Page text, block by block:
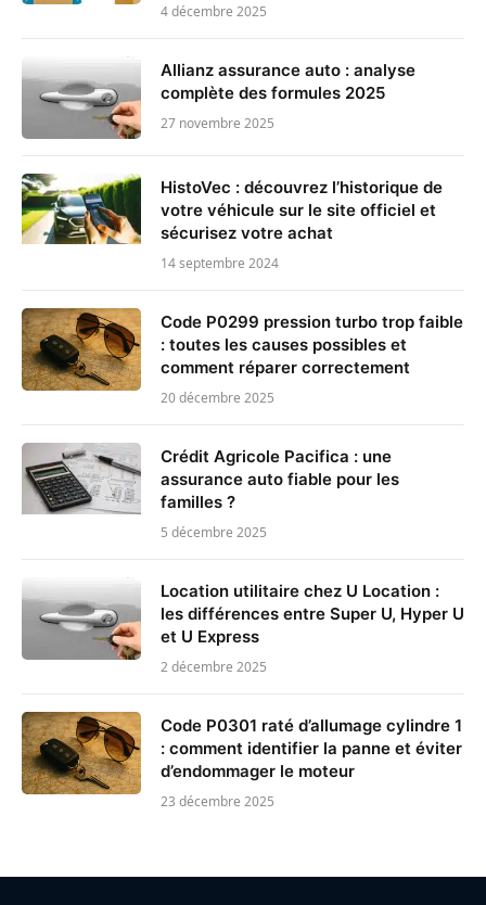
4 décembre 2025
Allianz assurance auto : analyse
complète des formules 2025
27 novembre 2025
HistoVec : découvrez l’historique de
votre véhicule sur le site officiel et
sécurisez votre achat
14 septembre 2024
Code P0299 pression turbo trop faible
: toutes les causes possibles et
comment réparer correctement
20 décembre 2025
Crédit Agricole Pacifica : une
assurance auto fiable pour les
familles ?
5 décembre 2025
Location utilitaire chez U Location :
les différences entre Super U, Hyper U
et U Express
2 décembre 2025
Code P0301 raté d’allumage cylindre 1
: comment identifier la panne et éviter
d’endommager le moteur
23 décembre 2025